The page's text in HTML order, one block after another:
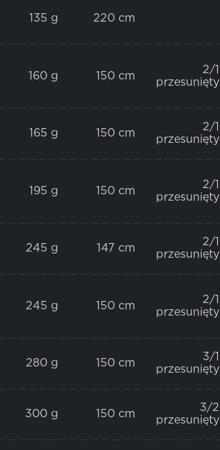
135 g 220 cm
160 g 150 cm
2/1
przesunięty
165 g 150 cm
2/1
przesunięty
195 g 150 cm
2/1
przesunięty
245 g 147 cm
2/1
przesunięty
245 g 150 cm
2/1
przesunięty
280 g 150 cm
3/1
przesunięty
300 g 150 cm
3/2
przesunięty